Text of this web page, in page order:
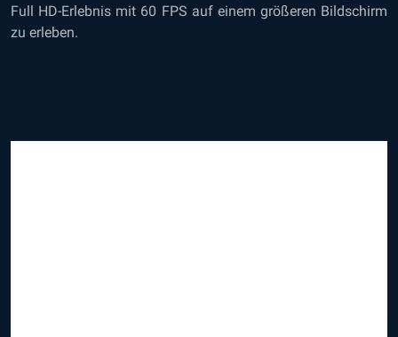
Full HD-Erlebnis mit 60 FPS auf einem größeren Bildschirm
zu erleben.